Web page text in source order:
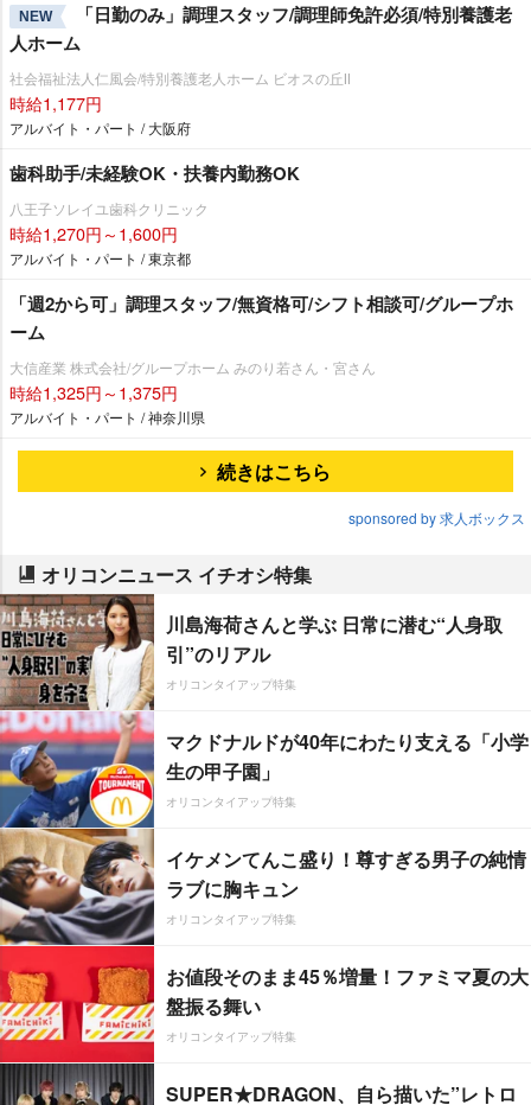
NEW
「日勤のみ」調理スタッフ/調理師免許必須/特別養護老
人ホーム
社会福祉法人仁風会/特別養護老人ホーム ビオスの丘Ⅱ
時給1,177円
アルバイト・パート / 大阪府
歯科助手/未経験OK・扶養内勤務OK
八王子ソレイユ歯科クリニック
時給1,270円～1,600円
アルバイト・パート / 東京都
「週2から可」調理スタッフ/無資格可/シフト相談可/グループホ
ーム
大信産業 株式会社/グループホーム みのり若さん・宮さん
時給1,325円～1,375円
アルバイト・パート / 神奈川県
続きはこちら
sponsored by 求人ボックス
オリコンニュース イチオシ特集
川島海荷さんと学ぶ 日常に潜む“人身取
引”のリアル
オリコンタイアップ特集
マクドナルドが40年にわたり支える「小学
生の甲子園」
オリコンタイアップ特集
イケメンてんこ盛り！尊すぎる男子の純情
ラブに胸キュン
オリコンタイアップ特集
お値段そのまま45％増量！ファミマ夏の大
盤振る舞い
オリコンタイアップ特集
SUPER★DRAGON、自ら描いた”レトロ